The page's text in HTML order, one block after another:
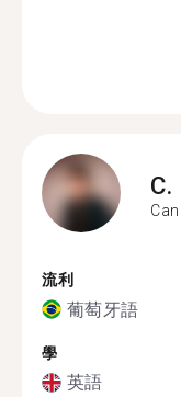
C.
流利
葡萄牙語
學
英語